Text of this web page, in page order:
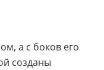
а с боков его
созданы